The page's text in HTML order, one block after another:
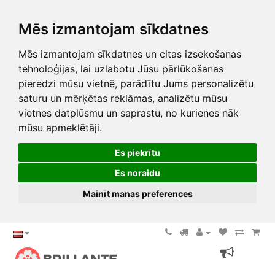
Mēs izmantojam sīkdatnes
Mēs izmantojam sīkdatnes un citas izsekošanas
tehnoloģijas, lai uzlabotu Jūsu pārlūkošanas
pieredzi mūsu vietnē, parādītu Jums personalizētu
saturu un mērķētas reklāmas, analizētu mūsu
vietnes datplūsmu un saprastu, no kurienes nāk
mūsu apmeklētāji.
Es piekrītu
Es noraidu
Mainīt manas preferences